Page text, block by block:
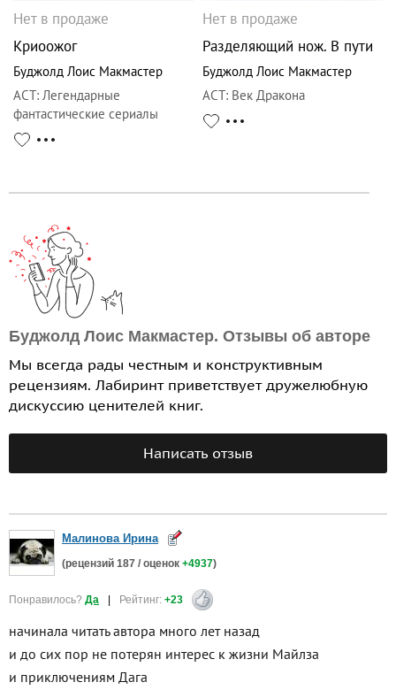
Нет в продаже
Криоожог
Буджолд Лоис Макмастер
АСТ: Легендарные
фантастические сериалы
Нет в продаже
Разделяющий нож. В пути
Буджолд Лоис Макмастер
АСТ: Век Дракона
Буджолд Лоис Макмастер. Отзывы об авторе
Мы всегда рады честным и конструктивным
рецензиям. Лабиринт приветствует дружелюбную
дискуссию ценителей книг.
Написать отзыв
Малинова Ирина
(рецензий 187 / оценок +4937)
Понравилось? Да | Рейтинг: +23
начинала читать автора много лет назад
и до сих пор не потерян интерес к жизни Майлза
и приключениям Дага